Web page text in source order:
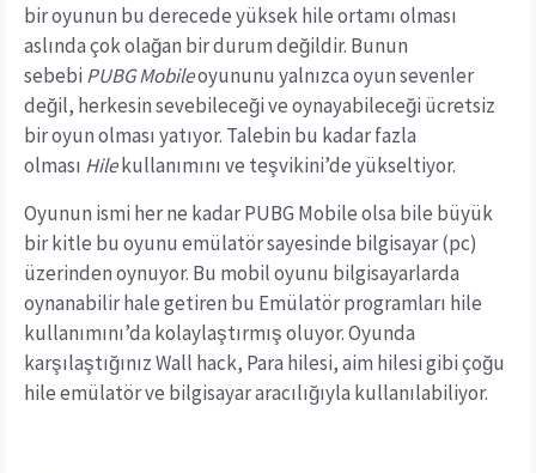
bir oyunun bu derecede yüksek hile ortamı olması
aslında çok olağan bir durum değildir. Bunun
sebebi PUBG Mobileoyununu yalnızca oyun sevenler
değil, herkesin sevebileceği ve oynayabileceği ücretsiz
bir oyun olması yatıyor. Talebin bu kadar fazla
olması Hilekullanımını ve teşvikini’de yükseltiyor.
Oyunun ismi her ne kadar PUBG Mobile olsa bile büyük
bir kitle bu oyunu emülatör sayesinde bilgisayar (pc)
üzerinden oynuyor. Bu mobil oyunu bilgisayarlarda
oynanabilir hale getiren bu Emülatör programları hile
kullanımını’da kolaylaştırmış oluyor. Oyunda
karşılaştığınız Wall hack, Para hilesi, aim hilesi gibi çoğu
hile emülatör ve bilgisayar aracılığıyla kullanılabiliyor.